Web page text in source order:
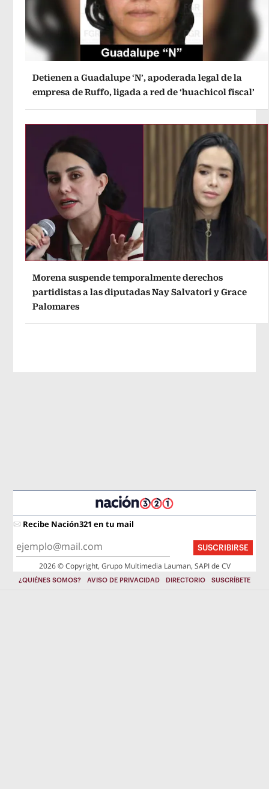
Detienen a Guadalupe ‘N’, apoderada legal de la
empresa de Ruffo, ligada a red de ‘huachicol fiscal’
Morena suspende temporalmente derechos
partidistas a las diputadas Nay Salvatori y Grace
Palomares
Recibe Nación321 en tu mail
SUSCRIBIRSE
2026 © Copyright, Grupo Multimedia Lauman, SAPI de CV
¿QUIÉNES SOMOS? AVISO DE PRIVACIDAD DIRECTORIO SUSCRÍBETE